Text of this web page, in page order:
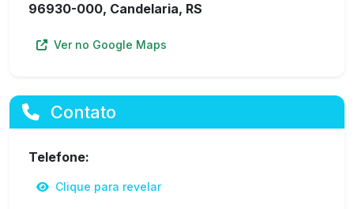
96930-000, Candelaria, RS
Ver no Google Maps
Contato
Telefone:
Clique para revelar